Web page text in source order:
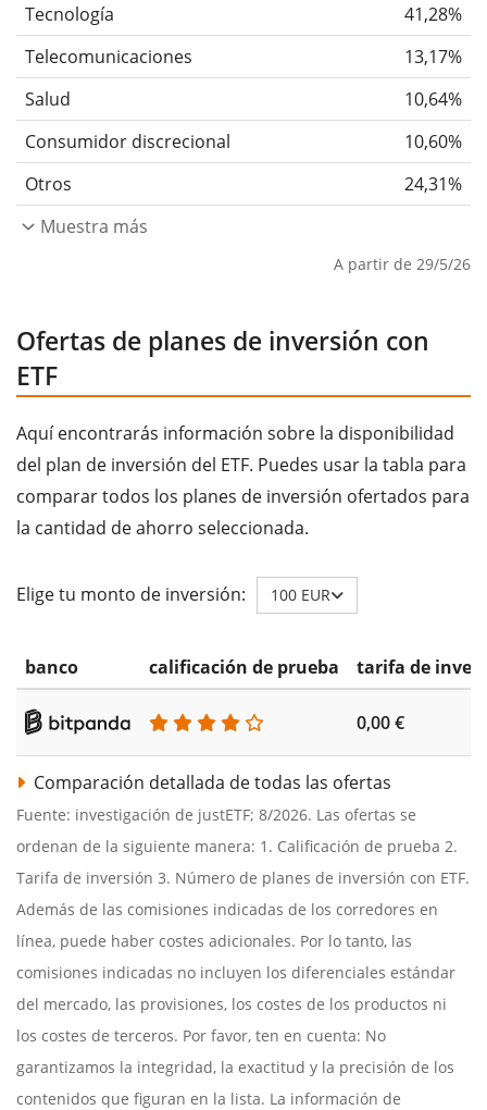
Tecnología
41,28%
Telecomunicaciones
13,17%
Salud
10,64%
Consumidor discrecional
10,60%
Otros
24,31%
Muestra más
A partir de 29/5/26
Ofertas de planes de inversión con
ETF
Aquí encontrarás información sobre la disponibilidad
del plan de inversión del ETF. Puedes usar la tabla para
comparar todos los planes de inversión ofertados para
la cantidad de ahorro seleccionada.
Elige tu monto de inversión: 100 EUR
banco calificación de prueba tarifa de
0,00 €
Comparación detallada de todas las ofertas
Fuente: investigación de justETF; 8/2026. Las ofertas se
ordenan de la siguiente manera: 1. Calificación de prueba 2.
Tarifa de inversión 3. Número de planes de inversión con ETF.
Además de las comisiones indicadas de los corredores en
línea, puede haber costes adicionales. Por lo tanto, las
comisiones indicadas no incluyen los diferenciales estándar
del mercado, las provisiones, los costes de los productos ni
los costes de terceros. Por favor, ten en cuenta: No
garantizamos la integridad, la exactitud y la precisión de los
contenidos que figuran en la lista. La información de